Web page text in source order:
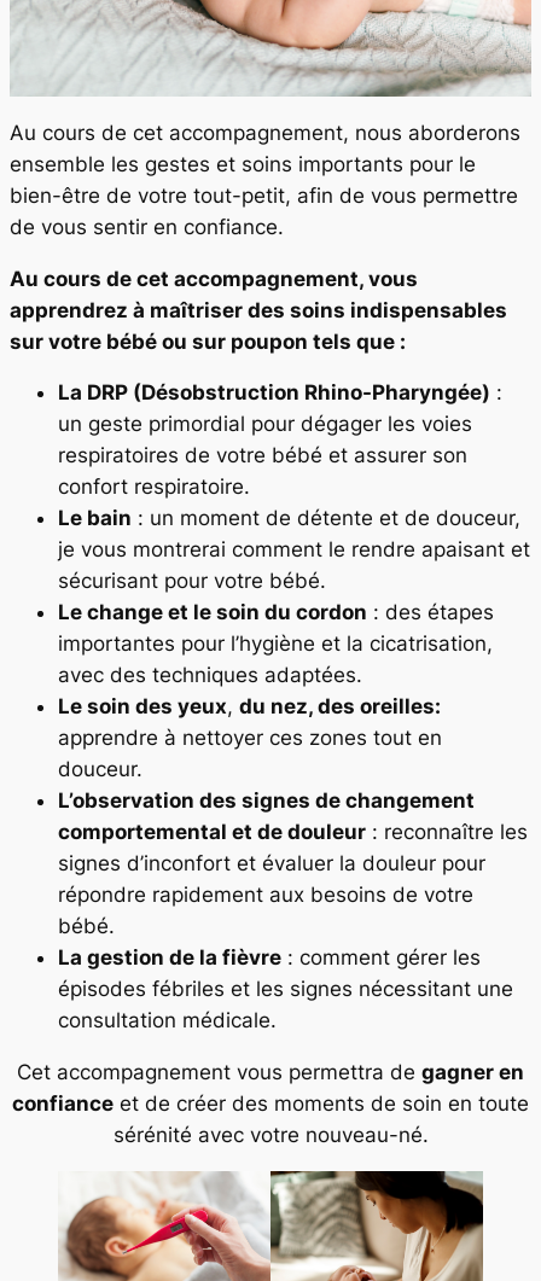
Au cours de cet accompagnement, nous aborderons
ensemble les gestes et soins importants pour le
bien-être de votre tout-petit, afin de vous permettre
de vous sentir en confiance.
Au cours de cet accompagnement, vous
apprendrez à maîtriser des soins indispensables
sur votre bébé ou sur poupon tels que :
La DRP (Désobstruction Rhino-Pharyngée) :
un geste primordial pour dégager les voies
respiratoires de votre bébé et assurer son
confort respiratoire.
Le bain : un moment de détente et de douceur,
je vous montrerai comment le rendre apaisant et
sécurisant pour votre bébé.
Le change et le soin du cordon : des étapes
importantes pour l’hygiène et la cicatrisation,
avec des techniques adaptées.
Le soin des yeux, du nez, des oreilles:
apprendre à nettoyer ces zones tout en
douceur.
L’observation des signes de changement
comportemental et de douleur : reconnaître les
signes d’inconfort et évaluer la douleur pour
répondre rapidement aux besoins de votre
bébé.
La gestion de la fièvre : comment gérer les
épisodes fébriles et les signes nécessitant une
consultation médicale.
Cet accompagnement vous permettra de gagner en
confiance et de créer des moments de soin en toute
sérénité avec votre nouveau-né.